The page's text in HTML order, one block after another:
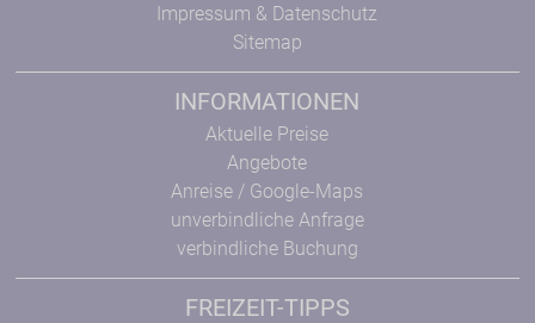
Impressum & Datenschutz
Sitemap
INFORMATIONEN
Aktuelle Preise
Angebote
Anreise / Google-Maps
unverbindliche Anfrage
verbindliche Buchung
FREIZEIT-TIPPS